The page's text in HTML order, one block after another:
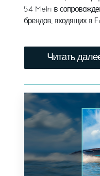
54 Metri в
брендов, входящих в
Читать